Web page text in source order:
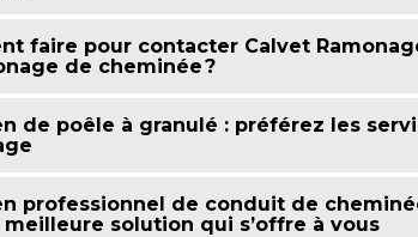
faire pour contacter Calvet
de cheminée ?
de poêle à granulé : préférez les
professionnel de conduit de
meilleure solution qui s’offre à vous